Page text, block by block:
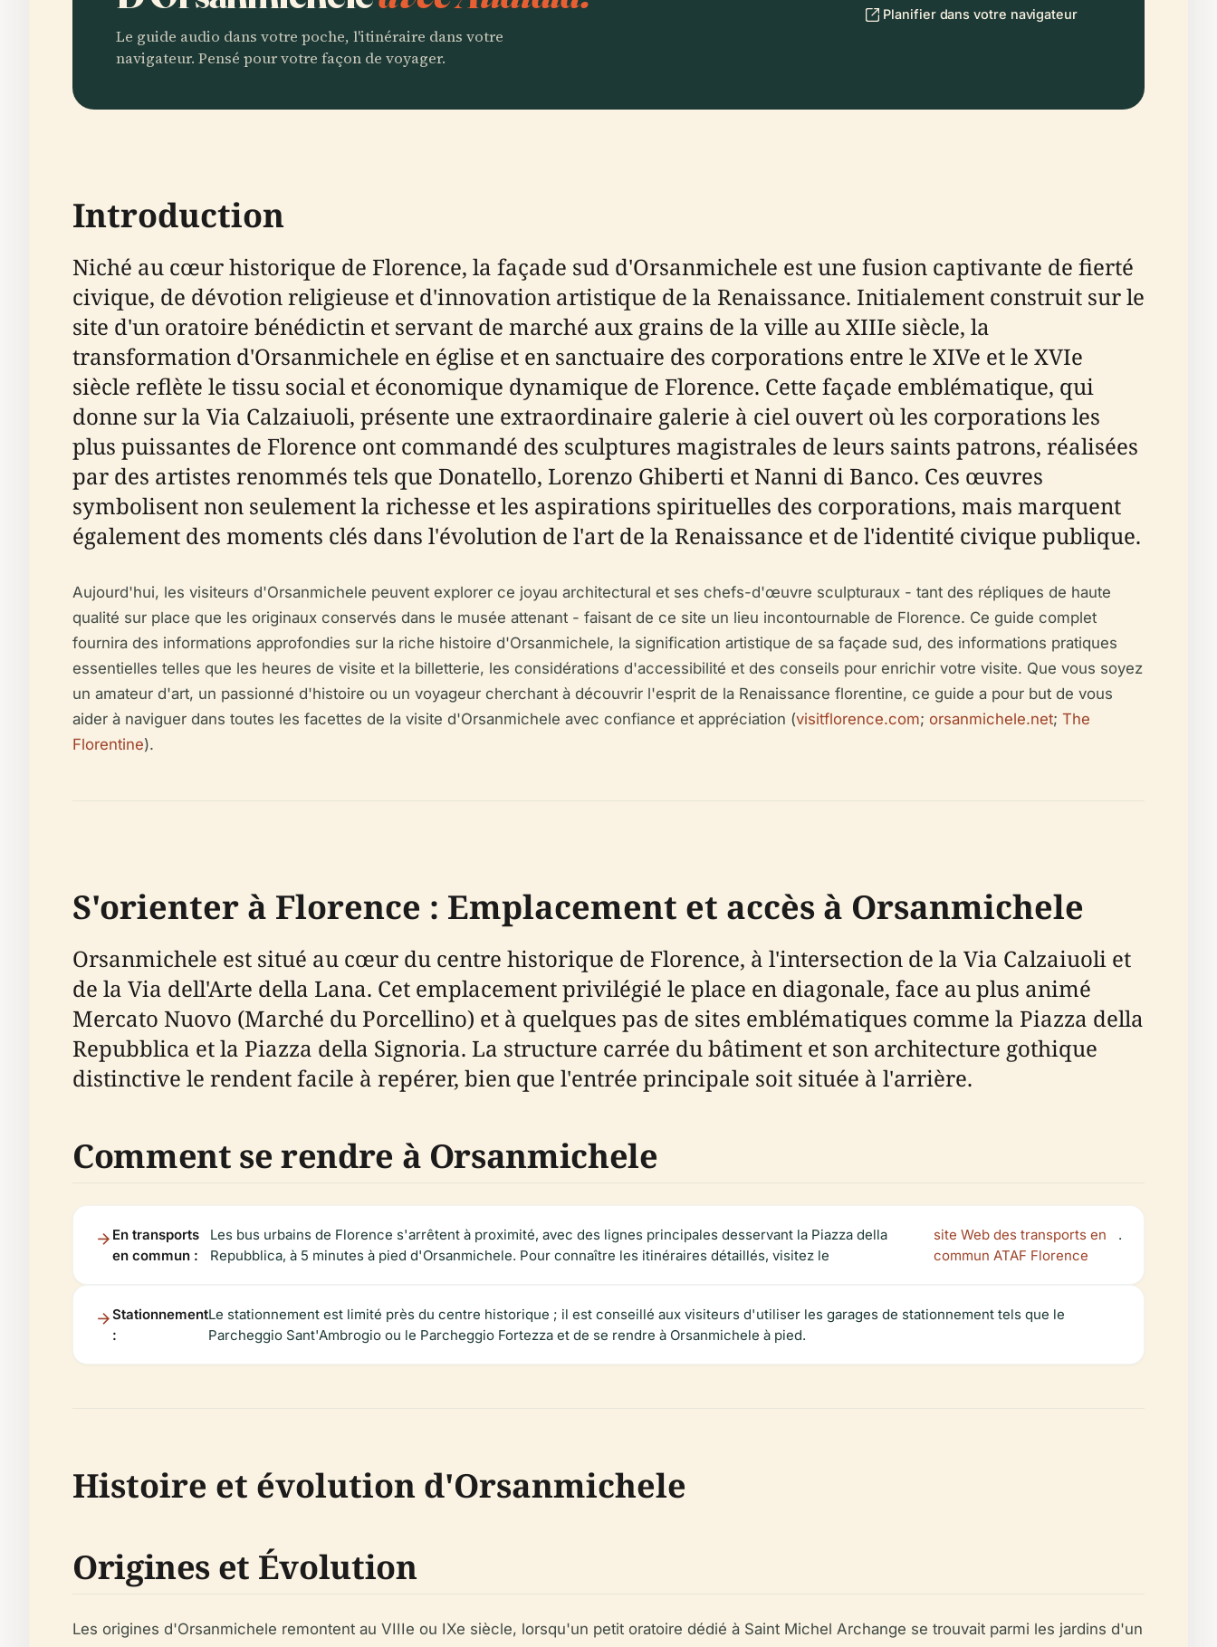
Le guide audio dans votre poche, l'itinéraire dans votre
navigateur. Pensé pour votre façon de voyager.
Planifier dans votre navigateur
Introduction
Niché au cœur historique de Florence, la façade sud d'Orsanmichele est une fusion captivante de fierté
civique, de dévotion religieuse et d'innovation artistique de la Renaissance. Initialement construit sur le
site d'un oratoire bénédictin et servant de marché aux grains de la ville au XIIIe siècle, la
transformation d'Orsanmichele en église et en sanctuaire des corporations entre le XIVe et le XVIe
siècle reflète le tissu social et économique dynamique de Florence. Cette façade emblématique, qui
donne sur la Via Calzaiuoli, présente une extraordinaire galerie à ciel ouvert où les corporations les
plus puissantes de Florence ont commandé des sculptures magistrales de leurs saints patrons, réalisées
par des artistes renommés tels que Donatello, Lorenzo Ghiberti et Nanni di Banco. Ces œuvres
symbolisent non seulement la richesse et les aspirations spirituelles des corporations, mais marquent
également des moments clés dans l'évolution de l'art de la Renaissance et de l'identité civique publique.
Aujourd'hui, les visiteurs d'Orsanmichele peuvent explorer ce joyau architectural et ses chefs-d'œuvre sculpturaux - tant des répliques de haute
qualité sur place que les originaux conservés dans le musée attenant - faisant de ce site un lieu incontournable de Florence. Ce guide complet
fournira des informations approfondies sur la riche histoire d'Orsanmichele, la signification artistique de sa façade sud, des informations pratiques
essentielles telles que les heures de visite et la billetterie, les considérations d'accessibilité et des conseils pour enrichir votre visite. Que vous soyez
un amateur d'art, un passionné d'histoire ou un voyageur cherchant à découvrir l'esprit de la Renaissance florentine, ce guide a pour but de vous
aider à naviguer dans toutes les facettes de la visite d'Orsanmichele avec confiance et appréciation (visitflorence.com; orsanmichele.net; The
Florentine).
S'orienter à Florence : Emplacement et accès à Orsanmichele
Orsanmichele est situé au cœur du centre historique de Florence, à l'intersection de la Via Calzaiuoli et
de la Via dell'Arte della Lana. Cet emplacement privilégié le place en diagonale, face au plus animé
Mercato Nuovo (Marché du Porcellino) et à quelques pas de sites emblématiques comme la Piazza della
Repubblica et la Piazza della Signoria. La structure carrée du bâtiment et son architecture gothique
distinctive le rendent facile à repérer, bien que l'entrée principale soit située à l'arrière.
Comment se rendre à Orsanmichele
En transports
en commun :
Les bus urbains de Florence s'arrêtent à proximité, avec des lignes principales desservant la Piazza della
Repubblica, à 5 minutes à pied d'Orsanmichele. Pour connaître les itinéraires détaillés, visitez le
site Web des transports en
commun ATAF Florence
.
Stationnement
:
Le stationnement est limité près du centre historique ; il est conseillé aux visiteurs d'utiliser les garages de stationnement tels que le
Parcheggio Sant'Ambrogio ou le Parcheggio Fortezza et de se rendre à Orsanmichele à pied.
Histoire et évolution d'Orsanmichele
Origines et Évolution
Les origines d'Orsanmichele remontent au VIIIe ou IXe siècle, lorsqu'un petit oratoire dédié à Saint Michel Archange se trouvait parmi les jardins d'un